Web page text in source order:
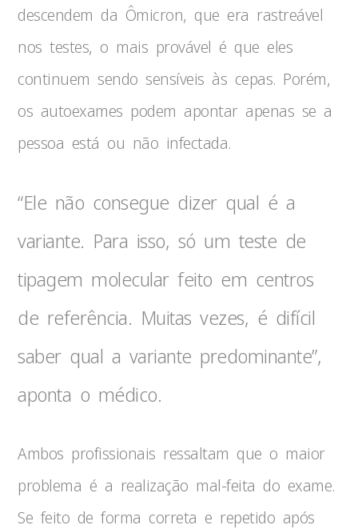
descendem da Ômicron, que era rastreável
nos testes, o mais provável é que eles
continuem sendo sensíveis às cepas. Porém,
os autoexames podem apontar apenas se a
pessoa está ou não infectada.
“Ele não consegue dizer qual é a
variante. Para isso, só um teste de
tipagem molecular feito em centros
de referência. Muitas vezes, é difícil
saber qual a variante predominante”,
aponta o médico.
Ambos profissionais ressaltam que o maior
problema é a realização mal-feita do exame.
Se feito de forma correta e repetido após